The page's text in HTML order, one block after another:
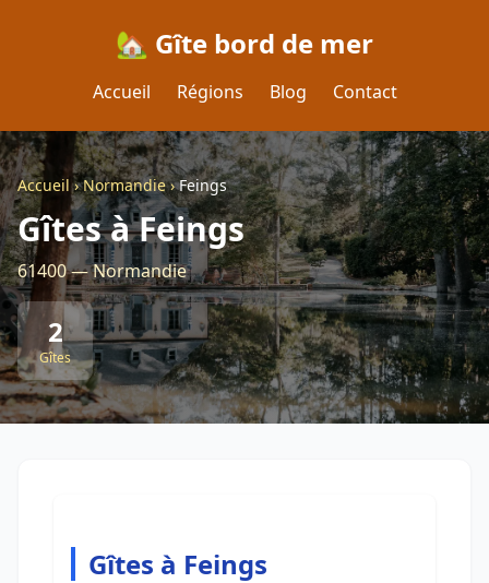
🏡 Gîte bord de mer
Accueil Régions Blog Contact
Accueil›Normandie›Feings
Gîtes à Feings
61400 — Normandie
2
Gîtes
Gîtes à Feings